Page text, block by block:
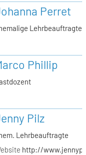
Perret
Lehrbeauftragte
Phillip
Pilz
Lehrbeauftragte
http://